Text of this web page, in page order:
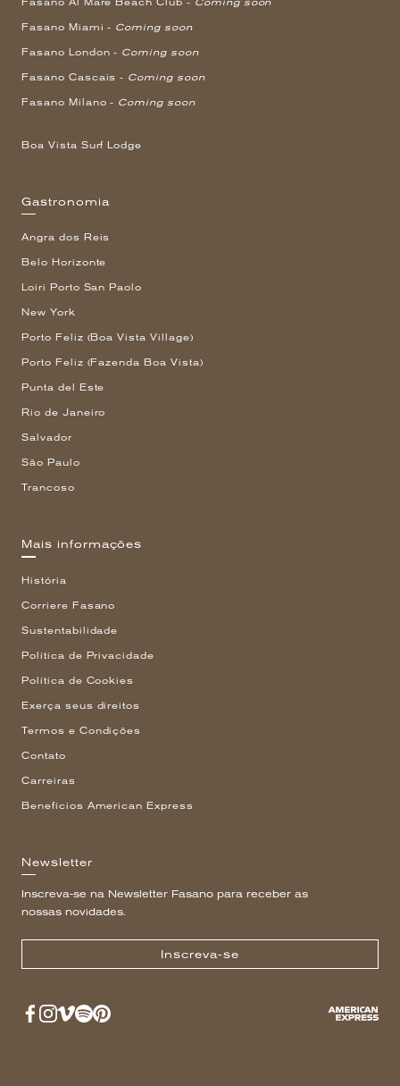
Fasano Miami - Coming soon
Fasano London - Coming soon
Fasano Cascais - Coming soon
Fasano Milano - Coming soon
Boa Vista Surf Lodge
Gastronomia
Angra dos Reis
Belo Horizonte
Loiri Porto San Paolo
New York
Porto Feliz (Boa Vista Village)
Porto Feliz (Fazenda Boa Vista)
Punta del Este
Rio de Janeiro
Salvador
São Paulo
Trancoso
Mais informações
História
Corriere Fasano
Sustentabilidade
Política de Privacidade
Política de Cookies
Exerça seus direitos
Termos e Condições
Contato
Carreiras
Benefícios American Express
Newsletter
Inscreva-se na Newsletter Fasano para receber as
nossas novidades.
Inscreva-se